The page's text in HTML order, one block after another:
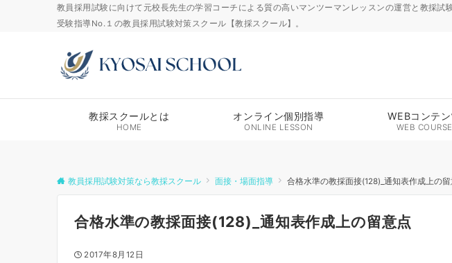
教員採用試験に向けて元校長先生の学習コーチによる質の高いマンツーマンレッスンの運営と教採
受験指導No.１の教員採用試験対策スクール【教採スクール】。
教採スクールとは
HOME
オンライン個別指導
ONLINE LESSON
WEBコンテン
WEB COURSE
教員採用試験対策なら教採スクール 面接・場面指導 合格水準の教採面接(128)_通知表作成上の留
合格水準の教採面接(128)_通知表作成上の留意点
2017年8月12日